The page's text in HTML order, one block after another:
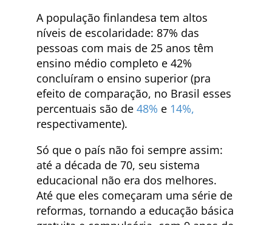
A população finlandesa tem altos
níveis de escolaridade: 87% das
pessoas com mais de 25 anos têm
ensino médio completo e 42%
concluíram o ensino superior (pra
efeito de comparação, no Brasil esses
percentuais são de 48% e 14%,
respectivamente).
Só que o país não foi sempre assim:
até a década de 70, seu sistema
educacional não era dos melhores.
Até que eles começaram uma série de
reformas, tornando a educação básica